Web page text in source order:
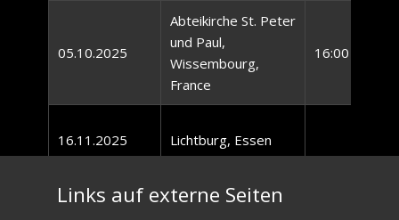
05.10.2025
Abteikirche St. Peter
und Paul,
Wissembourg,
France
16:00 Uhr
16.11.2025 Lichtburg, Essen
Eden Century
Links auf externe Seiten